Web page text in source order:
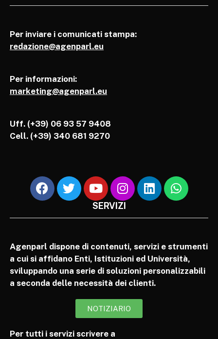
Per inviare i comunicati stampa:
redazione@agenparl.eu
Per informazioni:
marketing@agenparl.eu
Uff. (+39) 06 93 57 9408
Cell. (+39) 340 681 9270
SERVIZI
Agenparl dispone di contenuti, servizi e strumenti
a cui si affidano Enti, Istituzioni ed Università,
sviluppando una serie di soluzioni personalizzabili
a seconda delle necessità dei clienti.
NOTIZIARIO
Per tutti i servizi scrivere a